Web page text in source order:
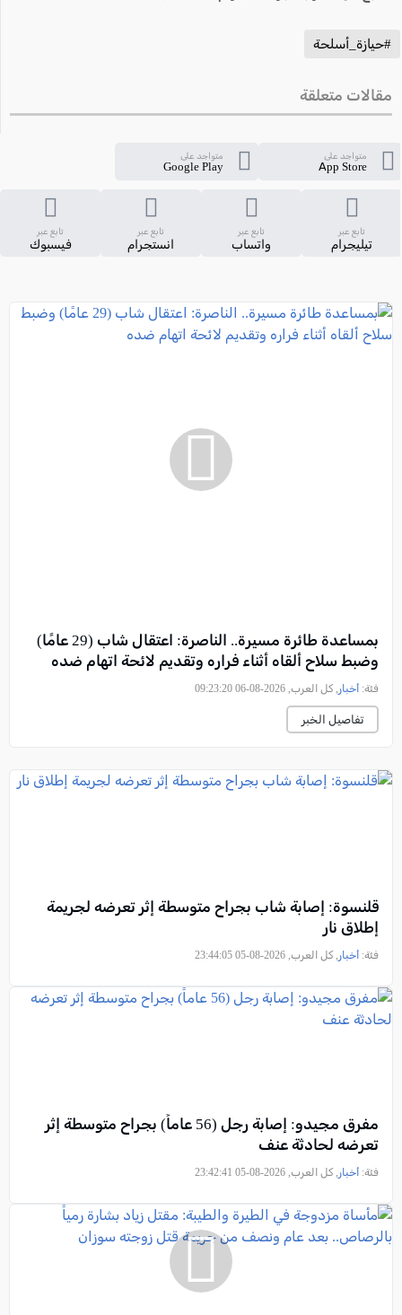
#حيازة_أسلحة
مقالات متعلقة
متواجد على
App Store
متواجد على
Google Play
تابع عبر
تيليجرام
تابع عبر
واتساب
تابع عبر
انستجرام
تابع عبر
فيسبوك
بمساعدة طائرة مسيرة.. الناصرة: اعتقال شاب (29 عامًا)
وضبط سلاح ألقاه أثناء فراره وتقديم لائحة اتهام ضده
فئة: أخبار , كل العرب, 2026-08-06 09:23:20
تفاصيل الخبر
قلنسوة: إصابة شاب بجراح متوسطة إثر تعرضه لجريمة
إطلاق نار
فئة: أخبار , كل العرب, 2026-08-05 23:44:05
مفرق مجيدو: إصابة رجل (56 عاماً) بجراح متوسطة إثر
تعرضه لحادثة عنف
فئة: أخبار , كل العرب, 2026-08-05 23:42:41